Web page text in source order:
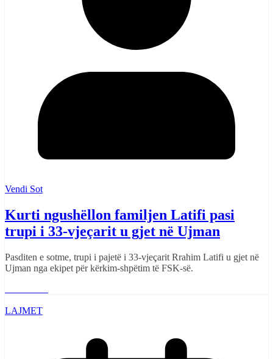
Vendi Sot
Kurti ngushëllon familjen Latifi pasi
trupi i 33-vjeçarit u gjet në Ujman
Pasditen e sotme, trupi i pajetë i 33-vjeçarit Rrahim Latifi u gjet në
Ujman nga ekipet për kërkim-shpëtim të FSK-së.
LAJMET